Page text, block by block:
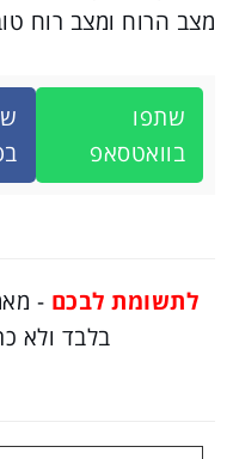
מצב הרוח ומצב רוח
שתפו
בוואטסאפ
לתשומת לבכם -
בלבד ולא